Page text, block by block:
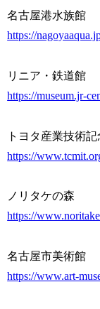
名古屋港水族館
https://
リニア・鉄道館
https://museum.jr-
トヨタ産業技術
https://
ノリタケの森
https://
名古屋市美術館
https://www.art-